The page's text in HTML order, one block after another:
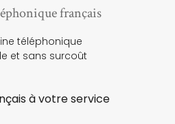
français
téléphonique
et sans surcoût